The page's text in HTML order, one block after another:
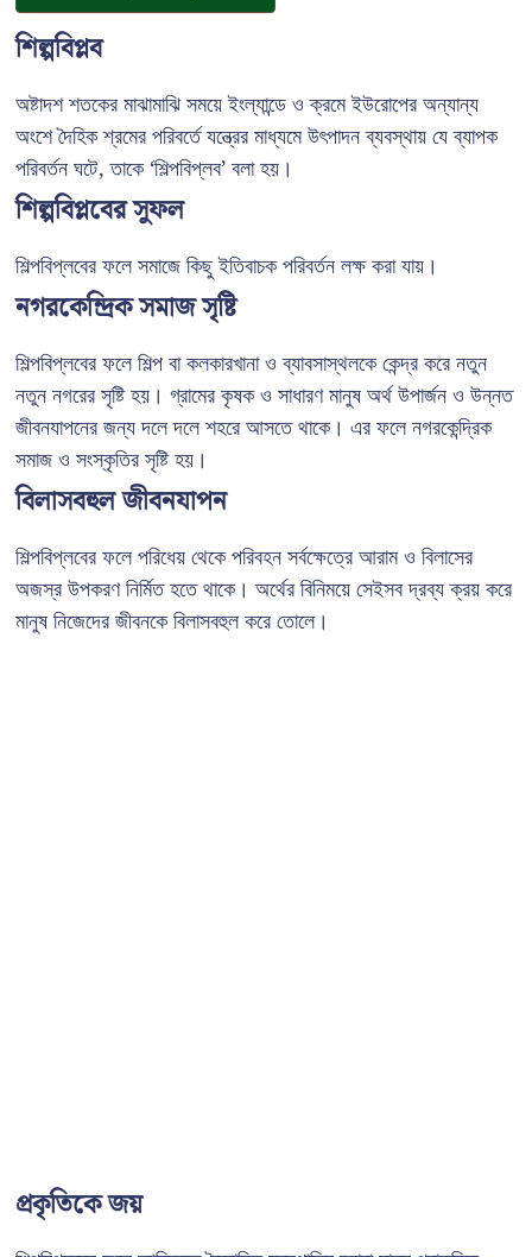
শিল্পবিপ্লব
অষ্টাদশ শতকের মাঝামাঝি সময়ে ইংল্যান্ডে ও ক্রমে ইউরোপের অন্যান্য
অংশে দৈহিক শ্রমের পরিবর্তে যন্ত্রের মাধ্যমে উৎপাদন ব্যবস্থায় যে ব্যাপক
পরিবর্তন ঘটে, তাকে ‘শিল্পবিপ্লব’ বলা হয়।
শিল্পবিপ্লবের সুফল
শিল্পবিপ্লবের ফলে সমাজে কিছু ইতিবাচক পরিবর্তন লক্ষ করা যায়।
নগরকেন্দ্রিক সমাজ সৃষ্টি
শিল্পবিপ্লবের ফলে শিল্প বা কলকারখানা ও ব্যাবসাস্থলকে কেন্দ্র করে নতুন
নতুন নগরের সৃষ্টি হয়। গ্রামের কৃষক ও সাধারণ মানুষ অর্থ উপার্জন ও উন্নত
জীবনযাপনের জন্য দলে দলে শহরে আসতে থাকে। এর ফলে নগরকেন্দ্রিক
সমাজ ও সংস্কৃতির সৃষ্টি হয়।
বিলাসবহুল জীবনযাপন
শিল্পবিপ্লবের ফলে পরিধেয় থেকে পরিবহন সর্বক্ষেত্রে আরাম ও বিলাসের
অজস্র উপকরণ নির্মিত হতে থাকে। অর্থের বিনিময়ে সেইসব দ্রব্য ক্রয় করে
মানুষ নিজেদের জীবনকে বিলাসবহুল করে তোলে।
প্রকৃতিকে জয়